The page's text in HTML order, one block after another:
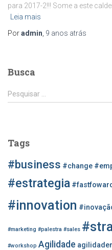
para 2017-2!!! Some a este
Leia mais
Poradmin 9 anos atrás
Busca
P
e
a
r
o
Pesquisar …
Tags
#business #change
#estrategia #fastfoward
#innovation
#marketing #palestra #sales
#workshop Agilidade